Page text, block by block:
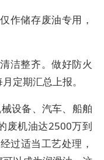
作储存废油专用，
洁整齐。做好防火
定期汇总上报。
设备、汽车、船舶
废机油达2500万到
过适当工艺处理，